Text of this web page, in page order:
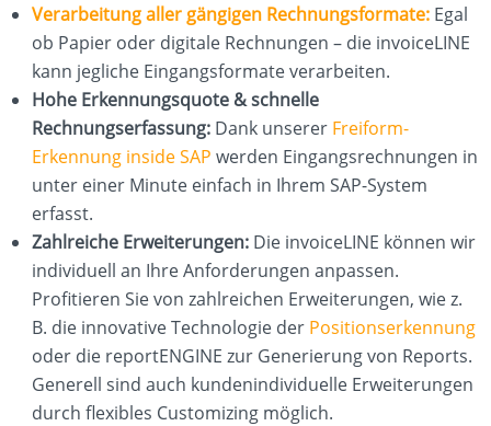
KONTAKT
Verarbeitung aller gängigen Rechnungsformate: Egal
ob Papier oder digitale Rechnungen – die invoiceLINE
kann jegliche Eingangsformate verarbeiten.
Hohe Erkennungsquote & schnelle
Rechnungserfassung: Dank unserer Freiform-
Erkennung inside SAP werden Eingangsrechnungen in
unter einer Minute einfach in Ihrem SAP-System
erfasst.
Zahlreiche Erweiterungen: Die invoiceLINE können wir
individuell an Ihre Anforderungen anpassen.
Profitieren Sie von zahlreichen Erweiterungen, wie z.
B. die innovative Technologie der Positionserkennung
oder die reportENGINE zur Generierung von Reports.
Generell sind auch kundenindividuelle Erweiterungen
durch flexibles Customizing möglich.